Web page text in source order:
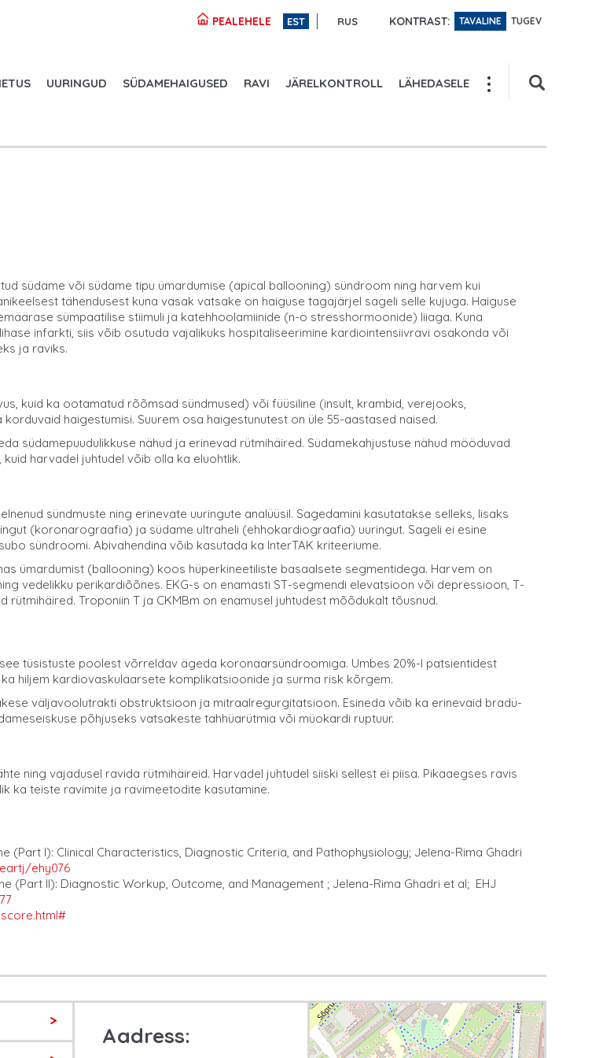
PEALEHELE EST RUS KONTRAST: TAVALINE TUGEV
UURINGUD SÜDAMEHAIGUSED RAVI JÄRELKONTROLL LÄHEDASELE
südame või südame tipu ümardumise (apical ballooning) sündroom ning harvem kui
tähendusest kuna vasak vatsake on haiguse tagajärjel sageli selle kujuga. Haiguse
sümpaatilise stiimuli ja katehhoolamiinide (n-ö stresshormoonide) liiaga. Kuna
infarkti, siis võib osutuda vajalikuks hospitaliseerimine kardiointensiivravi osakonda või
ja raviks.
kuid ka ootamatud rõõmsad sündmused) või füüsiline (insult, krambid, verejooks,
haigestumisi. Suurem osa haigestunutest on üle 55-aastased naised.
südamepuudulikkuse nähud ja erinevad rütmihäired. Südamekahjustuse nähud mööduvad
harvadel juhtudel võib olla ka eluohtlik.
sündmuste ning erinevate uuringute analüüsil. Sagedamini kasutatakse selleks, lisaks
(koronarograafia) ja südame ultraheli (ehhokardiograafia) uuringut. Sageli ei esine
sündroomi. Abivahendina võib kasutada ka InterTAK kriteeriume.
ümardumist (ballooning) koos hüperkineetiliste basaalsete segmentidega. Harvem on
vedelikku perikardiõõnes. EKG-s on enamasti ST-segmendi elevatsioon või depressioon, T-
Troponiin T ja CKMBm on enamusel juhtudest mõõdukalt tõusnud.
tüsistuste poolest võrreldav ägeda koronaarsündroomiga. Umbes 20%-l patsientidest
hiljem kardiovaskulaarsete komplikatsioonide ja surma risk kõrgem.
väljavoolutrakti obstruktsioon ja mitraalregurgitatsioon. Esineda võib ka erinevaid bradü-
põhjuseks vatsakeste tahhüarütmia või müokardi ruptuur.
ning vajadusel ravida rütmihäireid. Harvadel juhtudel siiski sellest ei piisa. Pikaaegses ravis
ka teiste ravimite ja ravimeetodite kasutamine.
I): Clinical Characteristics, Diagnostic Criteria, and Pathophysiology; Jelena-Rima Ghadri
ehy076
II): Diagnostic Workup, Outcome, and Management ; Jelena-Rima Ghadri et al; EHJ
Aadress: